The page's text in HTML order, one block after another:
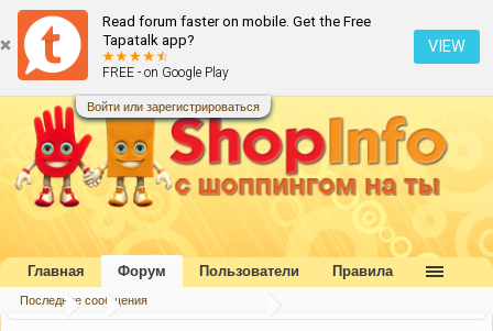
Read forum faster on mobile. Get the Free
Tapatalk app?
FREE - on Google Play
VIEW
Войти или зарегистрироваться
Форум ... Совместные покупки
Главная Форум
Последние сообщения
Пользователи Правила